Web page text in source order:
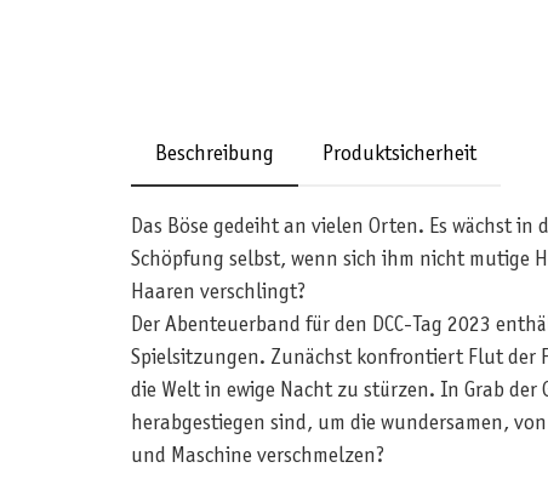
Beschreibung Produktsicherheit
Das Böse gedeiht an vielen Orten. Es wächst
Schöpfung selbst, wenn sich ihm nicht mutige
Haaren verschlingt?
Der Abenteuerband für den DCC-Tag 2023
Spielsitzungen. Zunächst konfrontiert Flut der
die Welt in ewige Nacht zu stürzen. In Grab der
herabgestiegen sind, um die wundersamen,
und Maschine verschmelzen?